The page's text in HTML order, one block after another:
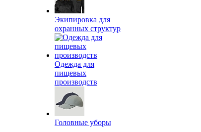
Экипировка для
охранных структур
Одежда для
пищевых
производств
Головные уборы